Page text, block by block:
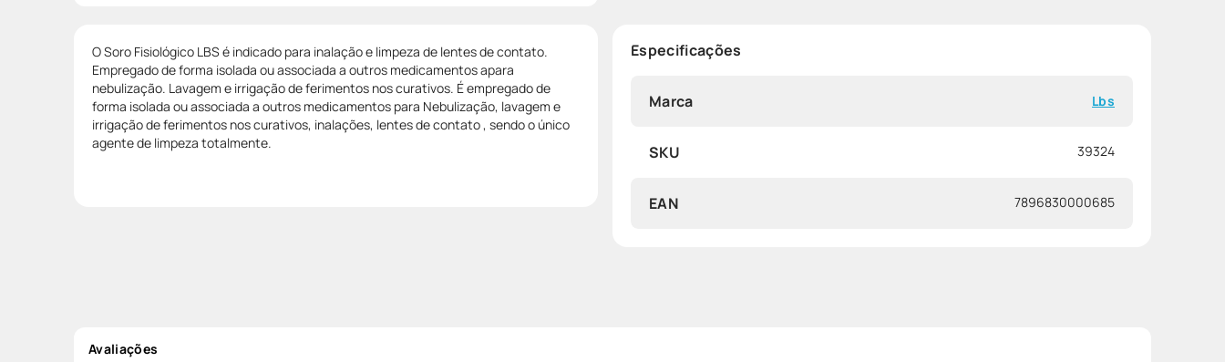
O Soro Fisiológico LBS é indicado para inalação e limpeza de lentes de contato.
Empregado de forma isolada ou associada a outros medicamentos apara
nebulização. Lavagem e irrigação de ferimentos nos curativos. É empregado de
forma isolada ou associada a outros medicamentos para Nebulização, lavagem e
irrigação de ferimentos nos curativos, inalações, lentes de contato , sendo o único
agente de limpeza totalmente.
Especificações
Marca Lbs
SKU 39324
EAN 7896830000685
Avaliações